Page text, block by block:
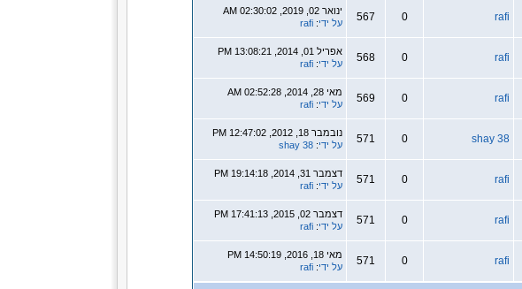
rafi
0
567
ינואר 02, 2019, 02:30:02 AM
על ידי:
rafi
rafi
0
568
אפריל 01, 2014, 13:08:21 PM
על ידי:
rafi
rafi
0
569
מאי 28, 2014, 02:52:28 AM
על ידי:
rafi
shay 38
0
571
נובמבר 18, 2012, 12:47:02 PM
על ידי:
shay 38
rafi
0
571
דצמבר 31, 2014, 19:14:18 PM
על ידי:
rafi
rafi
0
571
דצמבר 02, 2015, 17:41:13 PM
על ידי:
rafi
rafi
0
571
מאי 18, 2016, 14:50:19 PM
על ידי:
rafi